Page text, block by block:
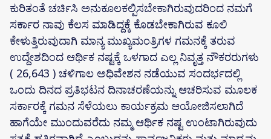
ಕುರಿತಂತೆ ಚರ್ಚಿಸಿ ಅನುಕೂಲಕಲ್ಪಿಸಬೇಕಾಗಿರುವುದರಿಂದ ನಮಗೆ
ಸರ್ಕಾರ ನಾವು ಕೆಲಸ ಮಾಡಿದ್ದಕ್ಕೆ ಕೊಡಬೇಕಾಗಿರುವ ಕೂಲಿ
ಕೇಳುತ್ತಿರುವುದಾಗಿ ಮಾನ್ಯ ಮುಖ್ಯಮಂತ್ರಿಗಳ ಗಮನಕ್ಕೆ ತರುವ
ಉದ್ದೇಶದಿಂದ ಆರ್ಥಿಕ ನಷ್ಟಕ್ಕೆ ಒಳಗಾದ ಎಲ್ಲ ನಿವೃತ್ತ ನೌಕರರುಗಳು
( 26,643 ) ಚಳಿಗಾಲ ಅಧಿವೇಶನ ನಡೆಯುವ ಸಂದರ್ಭದಲ್ಲಿ
ಒಂದು ದಿನದ ಪ್ರತಿಭಟನ ದಿನಾಚರಣೆಯನ್ನು ಆಚರಿಸುವ ಮೂಲಕ
ಸರ್ಕಾರಕ್ಕೆ ಗಮನ ಸೆಳೆಯಲು ಕಾರ್ಯಕ್ರಮ ಆಯೋಜಿಸಲಾಗಿದೆ
ಹಾಗೆಯೇ ಮುಂದುವರೆದು ನಮ್ಮ ಆರ್ಥಿಕ ನಷ್ಟ ಉಂಟಾಗಿರುವುದು